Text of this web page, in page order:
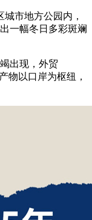
市地方公园内，
一幅冬日多彩斑斓
出现，外贸
物以口岸为枢纽，